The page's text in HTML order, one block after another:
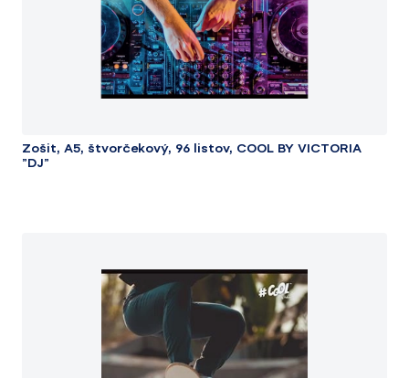
Zošit, A5, štvorčekový, 96 listov, COOL BY VICTORIA
"DJ"